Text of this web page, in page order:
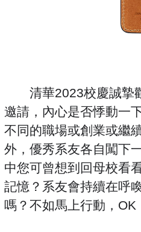
清華2023校慶誠摯
邀請，內心是否悸動一
不同的職場或創業或繼
外，優秀系友各自闖下
中您可曾想到回母校看
記憶？系友會持續在呼
嗎？不如馬上行動，OK